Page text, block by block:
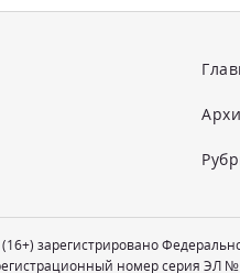
зарегистрировано
номер серия ЭЛ